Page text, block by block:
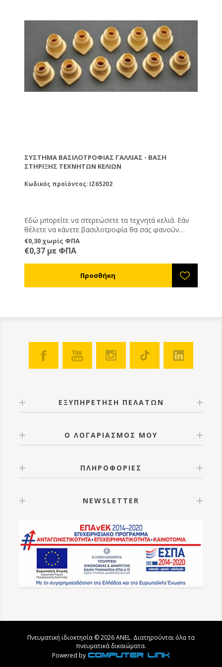
ΣΎΣΤΗΜΑ ΒΑΣΙΛΟΤΡΟΦΊΑΣ ΓΑΛΛΊΑΣ - ΒΆΣΗ
ΣΤΉΡΙΞΗΣ ΤΕΧΝΗΤΏΝ ΚΕΛΙΏΝ
Κωδικός προϊόντος: IZ65202
Εδώ μπορείτε να στερεώσετε τα τεχνητά κελιά. Εάν
θέλετε να κάνετε βασιλοτροφία θα σας φανούν
χρήσιμα γιατί κουμπώνουν πάνω στους Προστάτες
Βασιλικών Κελιών ref.IZ65204.
€0,30 χωρίς ΦΠΑ
€0,37 με ΦΠΑ
ΕΞΥΠΗΡΕΤΗΣΗ ΠΕΛΑΤΩΝ
Ο ΛΟΓΑΡΙΑΣΜΟΣ ΜΟΥ
ΠΛΗΡΟΦΟΡΙΕΣ
NEWSLETTER
Πνευματική ιδιοκτησία © 2026 ANEL. Διατηρούνται όλα τα
πνευματικά δικαιώματα.
Powered by